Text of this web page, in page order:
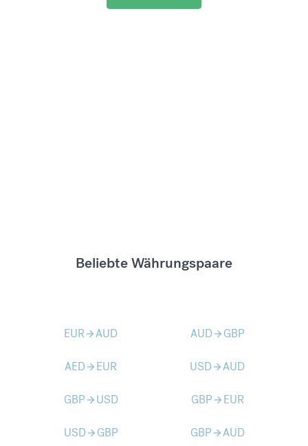
Beliebte Währungspaare
EURarrow_forwardAUD AUDarrow_forward GBP
AEDarrow_forward EUR USDarrow_forwardAUD
GBParrow_forward USD GBParrow_forward EUR
USDarrow_forward GBP GBParrow_forwardAUD